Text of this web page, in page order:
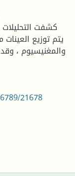
كشفت
يتم توزيع
والمغنيسيوم ،
21678